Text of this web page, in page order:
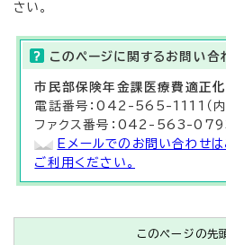
さい。
このページに関する お問い合
市民部保険年金課医療費適正
電話番号：042-565-1111（
ファクス番号：042-563-
Eメールでのお問い合わせ
ご利用ください。
このページの先